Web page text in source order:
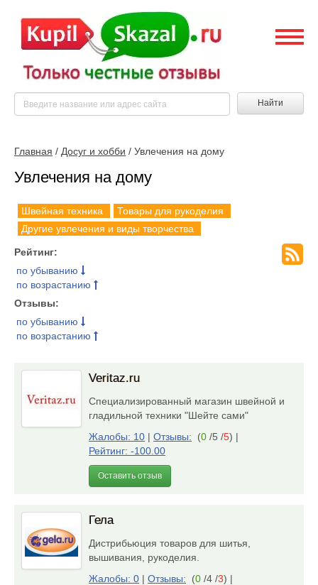
Найти
Главная / Досуг и хобби / Увлечения на дому
Увлечения на дому
Швейная техника
Товары для рукоделия
Другие увлечения и виды творчества
Рейтинг:
по убыванию
по возрастанию
Отзывы:
по убыванию
по возрастанию
Veritaz.ru
Специализированный магазин швейной и
гладильной техники "Шейте сами"
Жалобы: 10 | Отзывы: (0 /5 /5) |
Рейтинг: -100.00
Оставить отзыв
Гела
Дистрибьюция товаров для шитья,
вышивания, рукоделия.
Жалобы: 0 | Отзывы: (0 /4 /3) |